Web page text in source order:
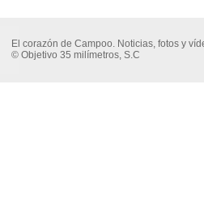
El corazón de Campoo. Noticias, fotos y
© Objetivo 35 milímetros, S.C